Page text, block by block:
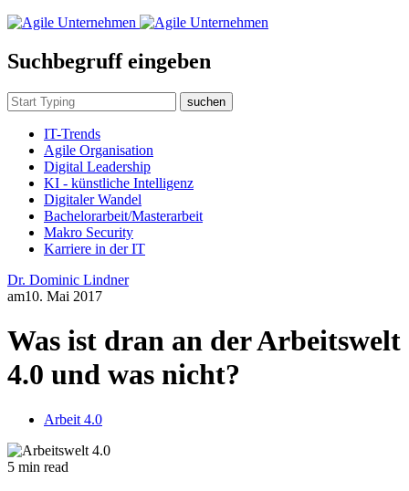
Suchbegruff eingeben
suchen
IT-Trends
Agile Organisation
Digital Leadership
KI - künstliche Intelligenz
Digitaler Wandel
Bachelorarbeit/Masterarbeit
Makro Security
Karriere in der IT
Dr. Dominic Lindner
am10. Mai 2017
Was ist dran an der Arbeitswelt
4.0 und was nicht?
Arbeit 4.0
5 min read